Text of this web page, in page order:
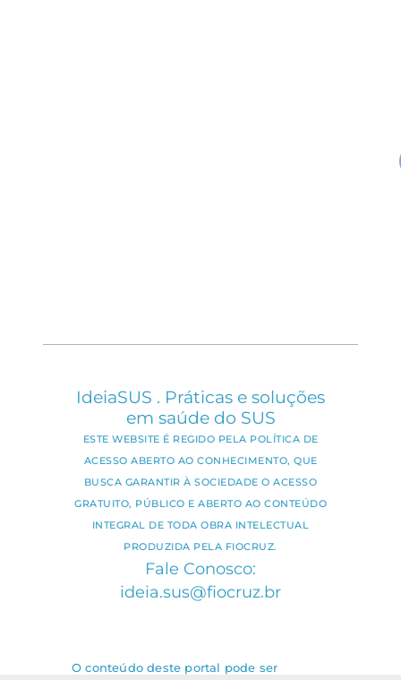
IdeiaSUS . Práticas e soluções
em saúde do SUS
ESTE WEBSITE É REGIDO PELA POLÍTICA DE
ACESSO ABERTO AO CONHECIMENTO, QUE
BUSCA GARANTIR À SOCIEDADE O ACESSO
GRATUITO, PÚBLICO E ABERTO AO CONTEÚDO
INTEGRAL DE TODA OBRA INTELECTUAL
PRODUZIDA PELA FIOCRUZ.
Fale Conosco:
ideia.sus@fiocruz.br
O conteúdo deste portal pode ser